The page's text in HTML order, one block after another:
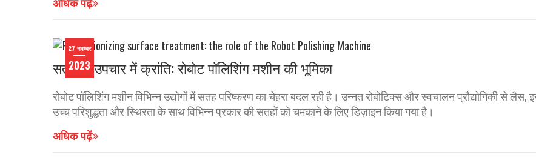
सतह के उपचार में क्रांति: रोबोट पॉलिशिंग मशीन की भूमिका
27 नवम्बर
2023
रोबोट पॉलिशिंग मशीन विभिन्न उद्योगों में सतह परिष्करण का चेहरा बदल रही है। उन्नत रोबोटिक्स और स्वचालन प्रौद्योगिकी से लैस,
उच्च परिशुद्धता और स्थिरता के साथ विभिन्न प्रकार की सतहों को चमकाने के लिए डिज़ाइन किया गया है।
अधिक पढ़ें